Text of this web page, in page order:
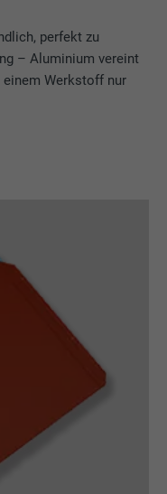
perfekt zu
– Aluminium vereint
Werkstoff nur